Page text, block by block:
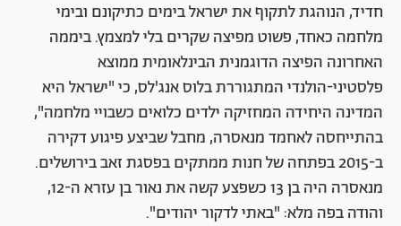
חדיד, הנוהגת לתקוף את ישראל בימים כתיקונם ובימי
מלחמה כאחד, פשוט מפיצה שקרים בלי למצמץ. ביממה
האחרונה הפיצה הדוגמנית הבינלאומית ממוצא
פלסטיני-הולנדי המתגוררת בלוס אנג'לס, כי "ישראל היא
המדינה היחידה המחזיקה ילדים כלואים כשבויי מלחמה",
בהתייחסה לאחמד מנאסרה, מחבל שביצע פיגוע דקירה
ב-2015 בפתחה של חנות ממתקים בפסגת זאב בירושלים.
מנאסרה היה בן 13 כשפצע קשה את נאור בן עזרא ה-12,
והודה בפה מלא: "באתי לדקור יהודים".